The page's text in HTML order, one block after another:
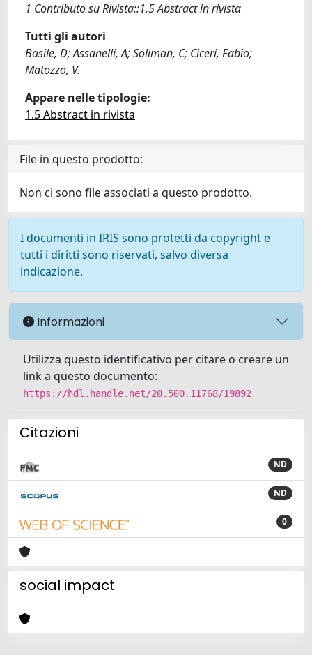
1 Contributo su Rivista::1.5 Abstract in rivista
Tutti gli autori
Basile, D; Assanelli, A; Soliman, C; Ciceri, Fabio;
Matozzo, V.
Appare nelle tipologie:
1.5 Abstract in rivista
File in questo prodotto:
Non ci sono file associati a questo prodotto.
I documenti in IRIS sono protetti da copyright e
tutti i diritti sono riservati, salvo diversa
indicazione.
Informazioni
Utilizza questo identificativo per citare o creare un
link a questo documento:
https://hdl.handle.net/20.500.11768/19892
Citazioni
ND
ND
0
social impact